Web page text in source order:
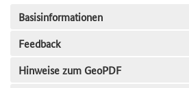
Basisinformationen
Feedback
Hinweise zum GeoPDF